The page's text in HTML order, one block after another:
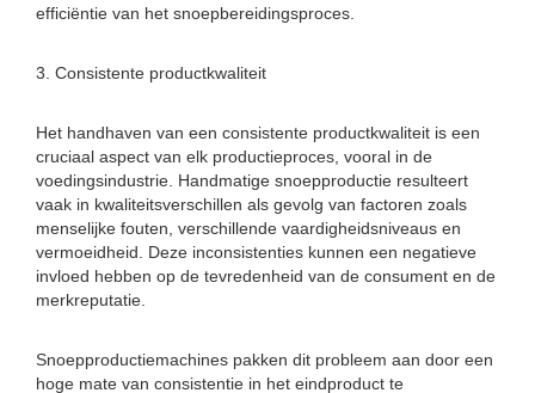
efficiëntie van het snoepbereidingsproces.
3. Consistente productkwaliteit
Het handhaven van een consistente productkwaliteit is een
cruciaal aspect van elk productieproces, vooral in de
voedingsindustrie. Handmatige snoepproductie resulteert
vaak in kwaliteitsverschillen als gevolg van factoren zoals
menselijke fouten, verschillende vaardigheidsniveaus en
vermoeidheid. Deze inconsistenties kunnen een negatieve
invloed hebben op de tevredenheid van de consument en de
merkreputatie.
Snoepproductiemachines pakken dit probleem aan door een
hoge mate van consistentie in het eindproduct te